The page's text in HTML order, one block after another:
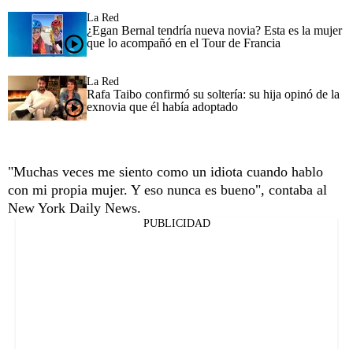
La Red
¿Egan Bernal tendría nueva novia? Esta es la mujer
que lo acompañó en el Tour de Francia
La Red
Rafa Taibo confirmó su soltería: su hija opinó de la
exnovia que él había adoptado
"Muchas veces me siento como un idiota cuando hablo
con mi propia mujer. Y eso nunca es bueno", contaba al
New York Daily News.
PUBLICIDAD